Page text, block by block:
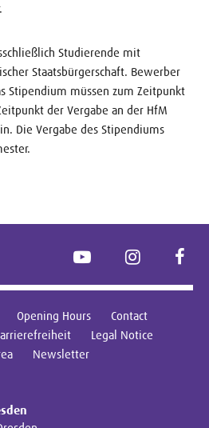
Studierende mit
Staatsbürgerschaft. Bewerber
Stipendium müssen zum Zeitpunkt
der Vergabe an der HfM
Die Vergabe des Stipendiums
YouTube Instagram
Opening Hours
Contact
Legal Notice
Newsletter